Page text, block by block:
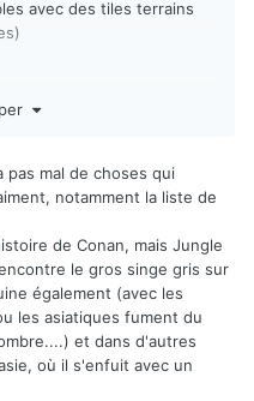
avec des tiles terrains
mal de choses qui
notamment la liste de
de Conan, mais Jungle
le gros singe gris sur
également (avec les
les asiatiques fument du
et dans d'autres
où il s'enfuit avec un